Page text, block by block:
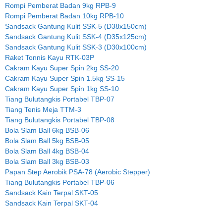
Rompi Pemberat Badan 9kg RPB-9
Rompi Pemberat Badan 10kg RPB-10
Sandsack Gantung Kulit SSK-5 (D38x150cm)
Sandsack Gantung Kulit SSK-4 (D35x125cm)
Sandsack Gantung Kulit SSK-3 (D30x100cm)
Raket Tonnis Kayu RTK-03P
Cakram Kayu Super Spin 2kg SS-20
Cakram Kayu Super Spin 1.5kg SS-15
Cakram Kayu Super Spin 1kg SS-10
Tiang Bulutangkis Portabel TBP-07
Tiang Tenis Meja TTM-3
Tiang Bulutangkis Portabel TBP-08
Bola Slam Ball 6kg BSB-06
Bola Slam Ball 5kg BSB-05
Bola Slam Ball 4kg BSB-04
Bola Slam Ball 3kg BSB-03
Papan Step Aerobik PSA-78 (Aerobic Stepper)
Tiang Bulutangkis Portabel TBP-06
Sandsack Kain Terpal SKT-05
Sandsack Kain Terpal SKT-04